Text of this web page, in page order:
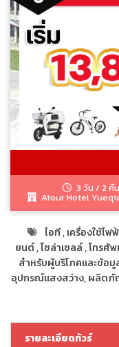
3 วัน / 2 คืน
Atour Hotel
ไอที, เครื่องใช้ไฟ
ยนต์,โซล่าเซลล์,โทรศั
สำหรับผู้บริโภคและข้อมู
อุปกรณ์แสงสว่าง, ผลิตภั
รายละเอียดทัวร์